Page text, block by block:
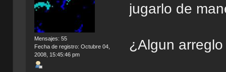
Mensajes: 55
Fecha de registro: Octubre 04,
2008, 15:45:46 pm
jugarlo de
¿Algun